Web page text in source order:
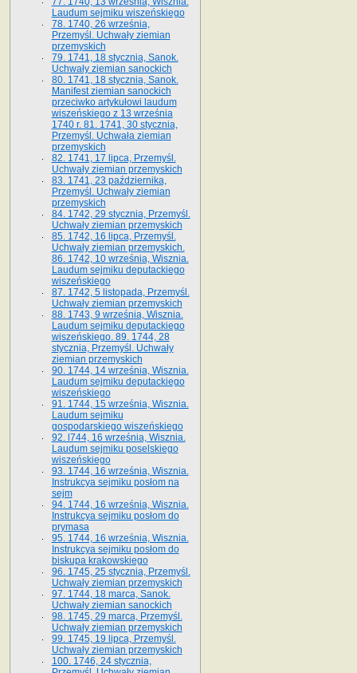
Laudum sejmiku wiszeńskiego
78. 1740, 26 września,
Przemyśl. Uchwały ziemian
przemyskich
79. 1741, 18 stycznia, Sanok.
Uchwały ziemian sanockich
80. 1741, 18 stycznia, Sanok.
Manifest ziemian sanockich
przeciwko artykułowi laudum
wiszeńskiego z 13 wrze­śnia
1740 r. 81. 1741, 30 stycznia,
Przemyśl. Uchwała ziemian
przemyskich
82. 1741, 17 lipca, Przemyśl.
Uchwały ziemian przemyskich
83. 1741, 23 października,
Przemyśl. Uchwały ziemian
przemyskich
84. 1742, 29 stycznia, Przemyśl.
Uchwały ziemian przemyskich
85. 1742, 16 lipca, Przemyśl.
Uchwały ziemian przemyskich.
86. 1742, 10 września, Wisznia.
Laudum sejmiku deputackiego
wiszeńskiego
87. 1742, 5 listopada, Przemyśl.
Uchwały ziemian przemyskich
88. 1743, 9 września, Wisznia.
Laudum sejmiku deputackiego
wiszeńskiego. 89. 1744, 28
stycznia, Przemyśl. Uchwały
ziemian przemyskich
90. 1744, 14 września, Wisznia.
Laudum sejmiku deputackiego
wiszeńskiego
91. 1744, 15 września, Wisznia.
Laudum sejmiku
gospodarskiego wiszeńskiego
92. l744, 16 września, Wisznia.
Laudum sejmiku poselskiego
wiszeńskiego
93. 1744, 16 września, Wisznia.
Instrukcya sejmiku posłom na
sejm
94. 1744, 16 września, Wisznia.
Instrukcya sejmiku posłom do
prymasa
95. 1744, 16 września, Wisznia.
Instrukcya sejmiku posłom do
biskupa krakowskiego
96. 1745, 25 stycznia, Przemyśl.
Uchwały ziemian przemyskich
97. 1744, 18 marca, Sanok.
Uchwały ziemian sanockich
98. 1745, 29 marca, Przemyśl.
Uchwały ziemian przemyskich
99. 1745, 19 lipca, Przemyśl.
Uchwały ziemian przemyskich
100. 1746, 24 stycznia,